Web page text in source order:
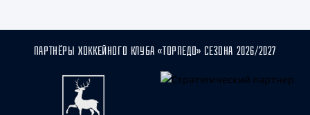
ПАРТНЁРЫ ХОККЕЙНОГО КЛУБА «ТОРПЕДО» СЕЗОНА 2026/2027